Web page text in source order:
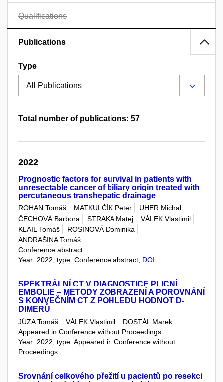
Qualifications
Publications
Type
Total number of publications: 57
2022
Prognostic factors for survival in patients with
unresectable cancer of biliary origin treated with
percutaneous transhepatic drainage
ROHAN Tomáš MATKULČÍK Peter
UHER Michal
ČECHOVÁ Barbora
STRAKA Matej
VÁLEK Vlastimil
KLAIL Tomáš
ROSINOVÁ Dominika
ANDRAŠINA Tomáš
Conference abstract
Year: 2022, type: Conference abstract, DOI
SPEKTRÁLNÍ CT V DIAGNOSTICE PLICNÍ
EMBOLIE – METODY ZOBRAZENÍ A POROVNÁNÍ
S KONVEČNÍM CT Z POHLEDU HODNOT D-
DIMERŮ
JŮZA Tomáš VÁLEK Vlastimil
DOSTÁL Marek
Appeared in Conference without Proceedings
Year: 2022, type: Appeared in Conference without
Proceedings
Srovnání celkového přežití u pacientů po resekci